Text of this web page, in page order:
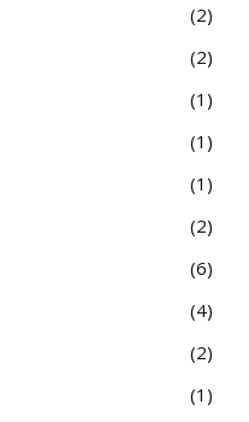
2
2
1
1
1
2
6
4
2
1